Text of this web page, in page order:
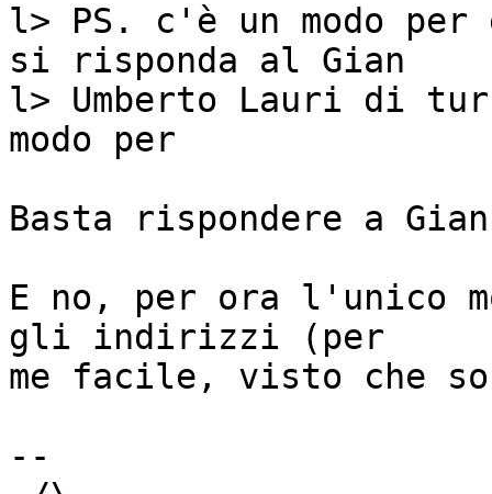
l> PS. c'è un modo
si risponda al Gian
l> Umberto Lauri di
modo per
Basta rispondere a
E no, per ora l'unico
gli indirizzi (per
me facile, visto che
--